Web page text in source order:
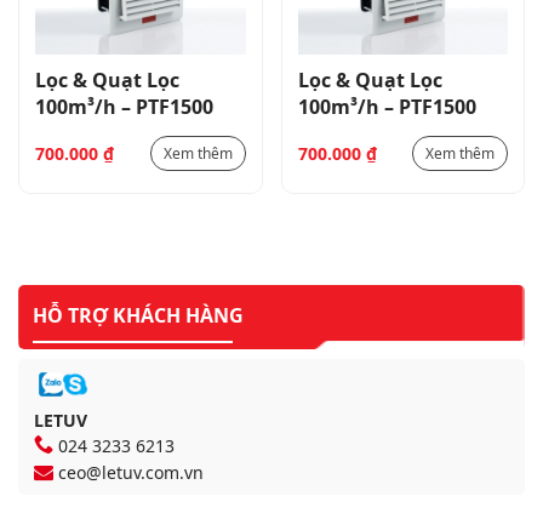
Lọc & Quạt Lọc
100m³/h – PTF1500
700.000 ₫ Xem thêm
Lọc & Quạt Lọc
100m³/h – PTF1500
700.000 ₫ Xem thêm
HỖ TRỢ KHÁCH HÀNG
LETUV
024 3233 6213
ceo@letuv.com.vn